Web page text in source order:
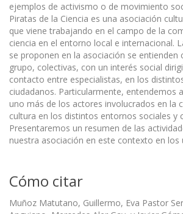
ejemplos de activismo o de movimiento
Piratas de la Ciencia es una asociación
que viene trabajando en el campo de la
ciencia en el entorno local e internacional.
se proponen en la asociación se entienden
grupo, colectivas, con un interés social
contacto entre especialistas, en los
ciudadanos. Particularmente, entendemos
uno más de los actores involucrados en la
cultura en los distintos entornos sociales y
Presentaremos un resumen de las
nuestra asociación en este contexto en los
Cómo citar
Muñoz Matutano, Guillermo, Eva Pastor